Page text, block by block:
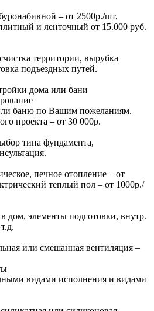
– от 2500р./шт,
и ленточный от 15.000 руб.
территории, вырубка
подъездных путей.
дома или бани
баню по Вашим пожеланиям.
проекта – от 30 000р.
типа фундамента,
печное отопление – от
теплый пол – от 1000р./
дом, элементы подготовки, внутр.
или смешанная вентиляция –
видами исполнения и видами